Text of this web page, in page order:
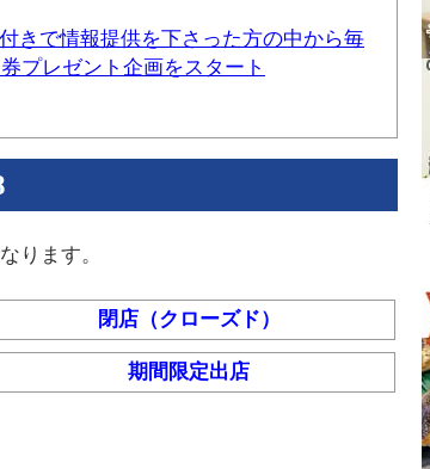
きで情報提供を下さった方の中から毎
プレゼント企画をスタート
ります。
閉店（クローズド）
期間限定出店